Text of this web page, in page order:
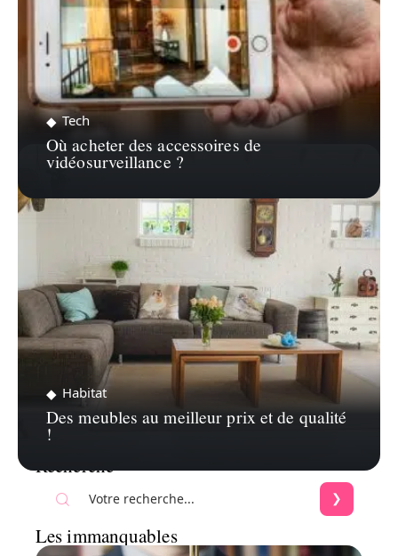
Tech
Où acheter des accessoires de
vidéosurveillance ?
Habitat
Des meubles au meilleur prix et de qualité
!
Recherche
Les immanquables